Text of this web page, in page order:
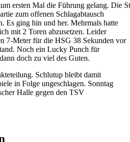
ersten Mal die Führung gelang. Die
zum offenen Schlagabtausch
Es ging hin und her. Mehrmals hatte
mit 2 Toren abzusetzen. Leider
7-Meter für die HSG 38 Sekunden vor
Noch ein Lucky Punch für
doch zu viel des Guten.
Schlutup bleibt damit
in Folge ungeschlagen. Sonntag
Halle gegen den TSV